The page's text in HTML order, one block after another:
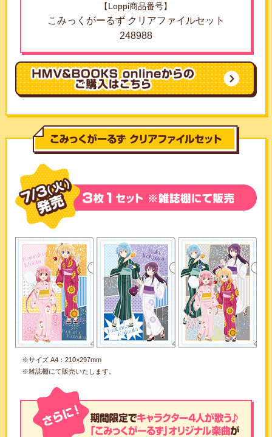
【Loppi商品番号】
こみっくがーるず クリアファイルセット
248988
※サイズ A4：210×297mm
※雑誌棚にて販売いたします。